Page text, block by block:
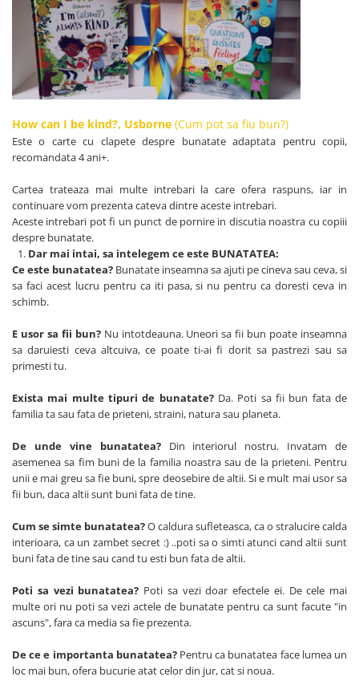
How can I be kind?, Usborne (Cum pot sa fiu bun?)
Este o carte cu clapete despre bunatate adaptata pentru copii,
recomandata 4 ani+.
Cartea trateaza mai multe intrebari la care ofera raspuns, iar in
continuare vom prezenta cateva dintre aceste intrebari.
Aceste intrebari pot fi un punct de pornire in discutia noastra cu copiii
despre bunatate.
Dar mai intai, sa intelegem ce este BUNATATEA:
Ce este bunatatea? Bunatate inseamna sa ajuti pe cineva sau ceva, si
sa faci acest lucru pentru ca iti pasa, si nu pentru ca doresti ceva in
schimb.
E usor sa fii bun?Nu intotdeauna. Uneori sa fii bun poate inseamna
sa daruiesti ceva altcuiva, ce poate ti-ai fi dorit sa pastrezi sau sa
primesti tu.
Exista mai multe tipuri de bunatate?Da. Poti sa fii bun fata de
familia ta sau fata de prieteni, straini, natura sau planeta.
De unde vine bunatatea?Din interiorul nostru. Invatam de
asemenea sa fim buni de la familia noastra sau de la prieteni. Pentru
unii e mai greu sa fie buni, spre deosebire de altii. Si e mult mai usor sa
fii bun, daca altii sunt buni fata de tine.
Cum se simte bunatatea?O caldura sufleteasca, ca o stralucire calda
interioara, ca un zambet secret :) ..poti sa o simti atunci cand altii sunt
buni fata de tine sau cand tu esti bun fata de altii.
Poti sa vezi bunatatea? Poti sa vezi doar efectele ei. De cele mai
multe ori nu poti sa vezi actele de bunatate pentru ca sunt facute "in
ascuns", fara ca media sa fie prezenta.
De ce e importanta bunatatea?Pentru ca bunatatea face lumea un
loc mai bun, ofera bucurie atat celor din jur, cat si noua.